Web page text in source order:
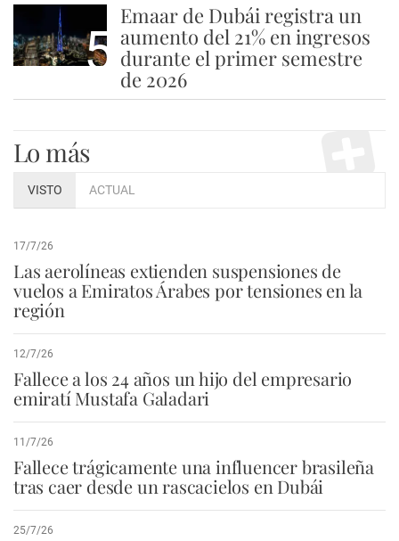
5
Emaar de Dubái registra un
aumento del 21% en ingresos
durante el primer semestre
de 2026
Lo más
VISTO ACTUAL
17/7/26
Las aerolíneas extienden suspensiones de
vuelos a Emiratos Árabes por tensiones en la
región
12/7/26
Fallece a los 24 años un hijo del empresario
emiratí Mustafa Galadari
11/7/26
Fallece trágicamente una influencer brasileña
tras caer desde un rascacielos en Dubái
25/7/26